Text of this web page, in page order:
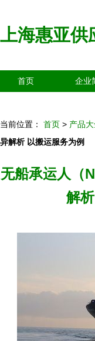
上海惠亚供
首页 企业
当前位置： 首页 > 产品
异解析 以搬运服务为例
无船承运人（
解